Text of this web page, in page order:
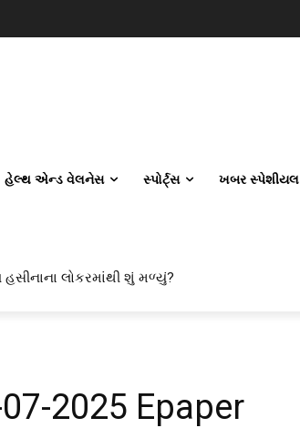
હેલ્થ એન્ડ વેલનેસ સ્પોર્ટ્સ ખબર સ્પેશીયલ
હસીનાના લોકરમાંથી શું મળ્યું?
2025 Epaper